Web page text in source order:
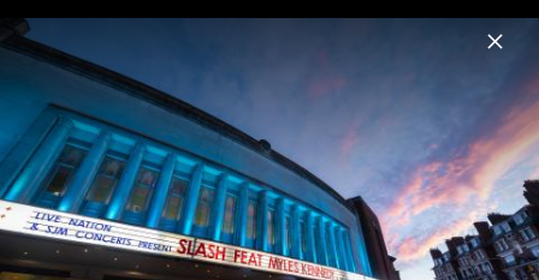
Menu
Slash
Home News Musik Fotos
Pressebilder 2019